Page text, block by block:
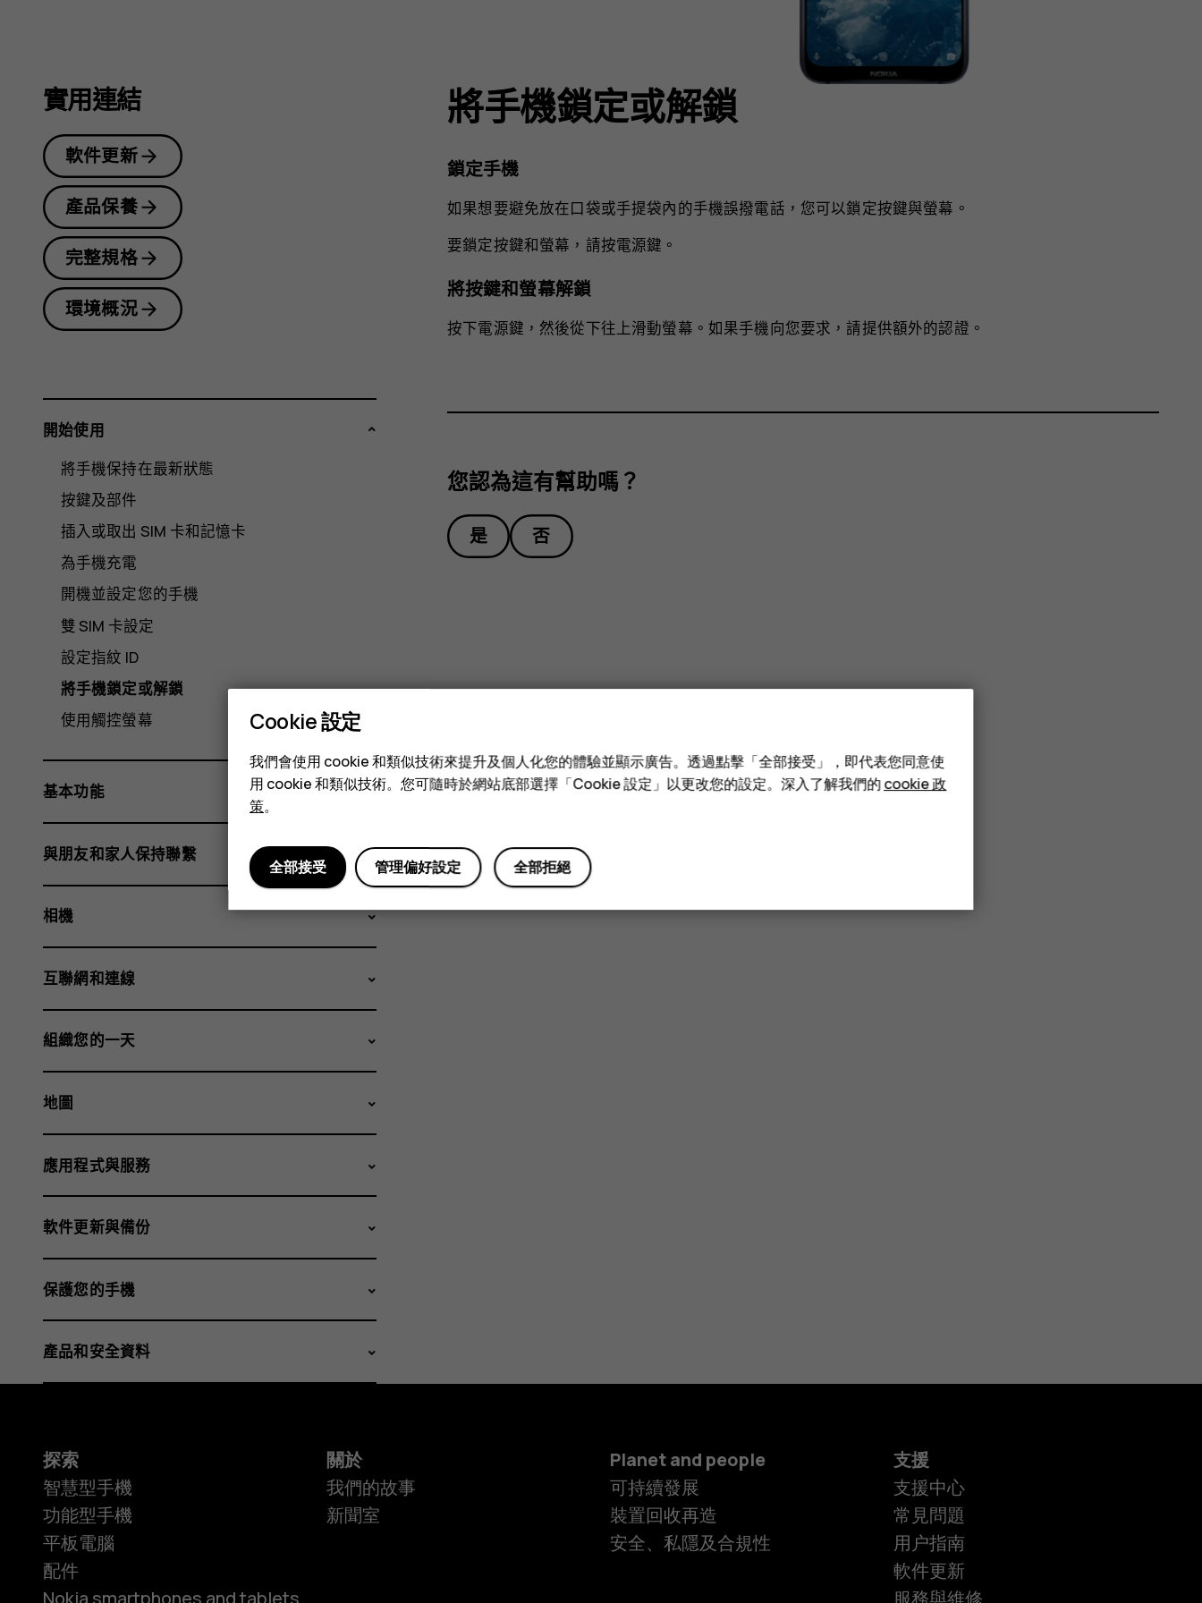
南 將手機鎖定或解鎖
鎖定手機
如果想要避免放在口袋或手提袋內的手機誤撥電話，您可以鎖定按鍵與螢幕。
要鎖定按鍵和螢幕，請按電源鍵。
將按鍵和螢幕解鎖
按下電源鍵，然後從下往上滑動螢幕。如果手機向您要求，請提供額外的認證。
您認為這有幫助嗎？
是 否
實用連結
軟件更新
產品保養
完整規格
環境概況
開始使用
將手機保持在最新狀態
按鍵及部件
插入或取出 SIM 卡和記憶卡
為手機充電
開機並設定您的手機
雙 SIM 卡設定
設定指紋 ID
將手機鎖定或解鎖
使用觸控螢幕
基本功能
與朋友和家人保持聯繫
相機
互聯網和連線
組織您的一天
地圖
應用程式與服務
軟件更新與備份
保護您的手機
產品和安全資料
探索
智慧型手機
功能型手機
平板電腦
配件
關於
我們的故事
新聞室
Planet and people
可持續發展
裝置回收再造
安全、私隱及合規性
支援
支援中心
常見問題
用户指南
軟件更新
Cookie 設定
我們會使用 cookie 和類似技術來提升及個人化您的體驗並顯示廣告。透過點擊「全部接受」，即代表您同意使
用 cookie 和類似技術。您可隨時於網站底部選擇「Cookie 設定」以更改您的設定。深入了解我們的cookie 政
策。
全部拒絕
管理偏好設定
全部接受